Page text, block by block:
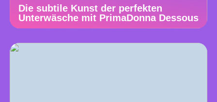
Die subtile Kunst der perfekten
Unterwäsche mit PrimaDonna Dessous